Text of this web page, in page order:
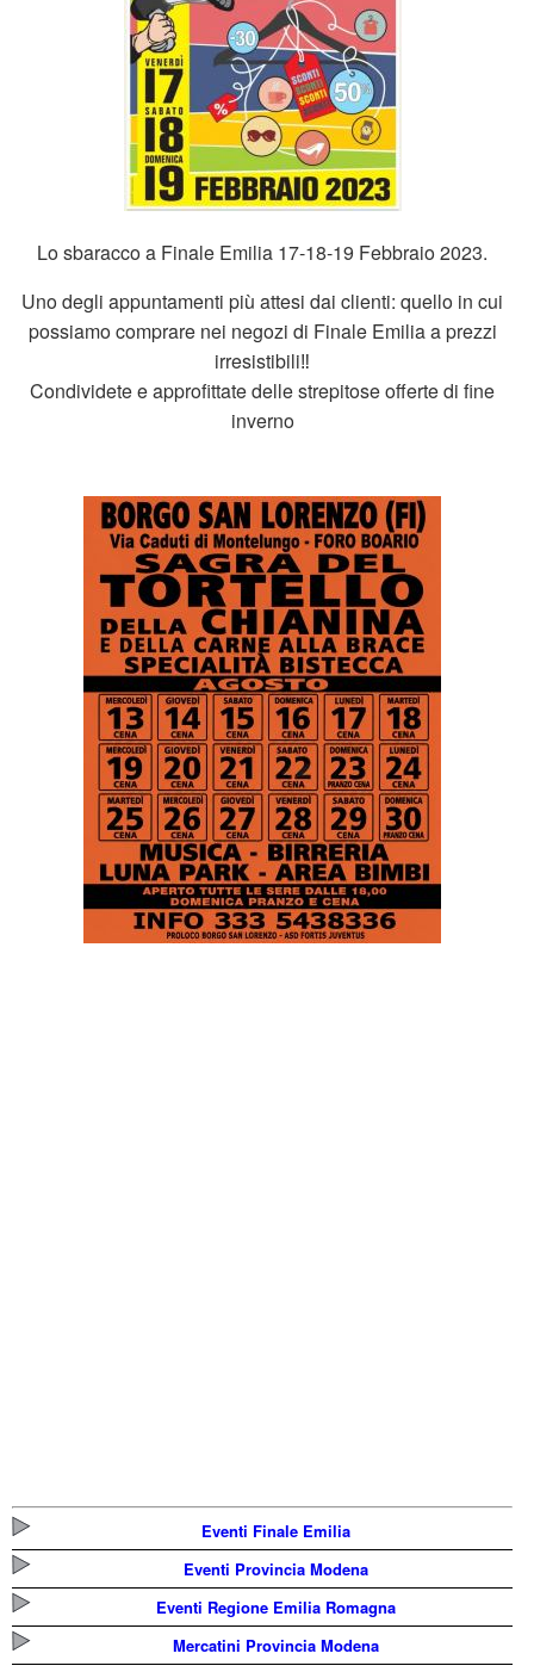
Lo sbaracco a Finale Emilia 17-18-19 Febbraio 2023.
Uno degli appuntamenti più attesi dai clienti: quello in cui
possiamo comprare nei negozi di Finale Emilia a prezzi
irresistibili‼️
Condividete e approfittate delle strepitose offerte di fine
inverno
Eventi Finale Emilia
Eventi Provincia Modena
Eventi Regione Emilia Romagna
Mercatini Provincia Modena